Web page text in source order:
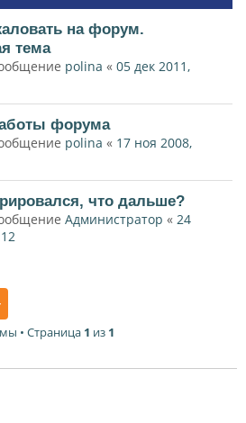
на форум.
тема
polina « 05 дек 2011,
форума
polina « 17 ноя 2008,
что дальше?
Администратор « 24
• Страница 1 из 1